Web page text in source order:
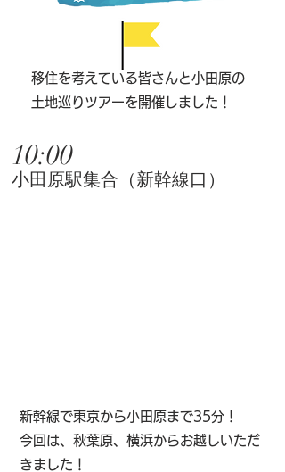
​​移住を考えている皆さんと小田原の
土地巡りツアーを開催しました！
10:00
小田原駅集合（新幹線口）
新幹線で東京から小田原まで35分！
今回は、秋葉原、横浜からお越しいただ
きました！